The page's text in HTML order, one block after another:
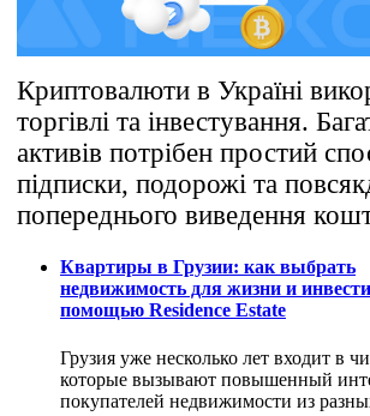
Криптовалюти в Україні
торгівлі та інвестування.
активів потрібен простий
підписки, подорожі та
попереднього виведення
Квартиры в Грузии: как выбрать
недвижимость для жизни и
помощью Residence Estate
Грузия уже несколько лет входит в
которые вызывают повышенный
покупателей недвижимости из